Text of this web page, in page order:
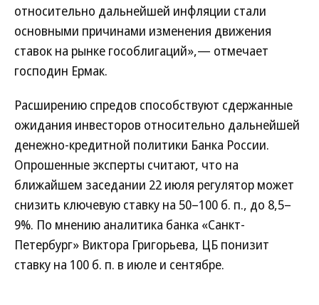
относительно дальнейшей инфляции стали
основными причинами изменения движения
ставок на рынке гособлигаций»,— отмечает
господин Ермак.
Расширению спредов способствуют сдержанные
ожидания инвесторов относительно дальнейшей
денежно-кредитной политики Банка России.
Опрошенные эксперты считают, что на
ближайшем заседании 22 июля регулятор может
снизить ключевую ставку на 50–100 б. п., до 8,5–
9%. По мнению аналитика банка «Санкт-
Петербург» Виктора Григорьева, ЦБ понизит
ставку на 100 б. п. в июле и сентябре.